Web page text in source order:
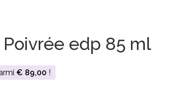
edp 85 ml
€ 89,00 !